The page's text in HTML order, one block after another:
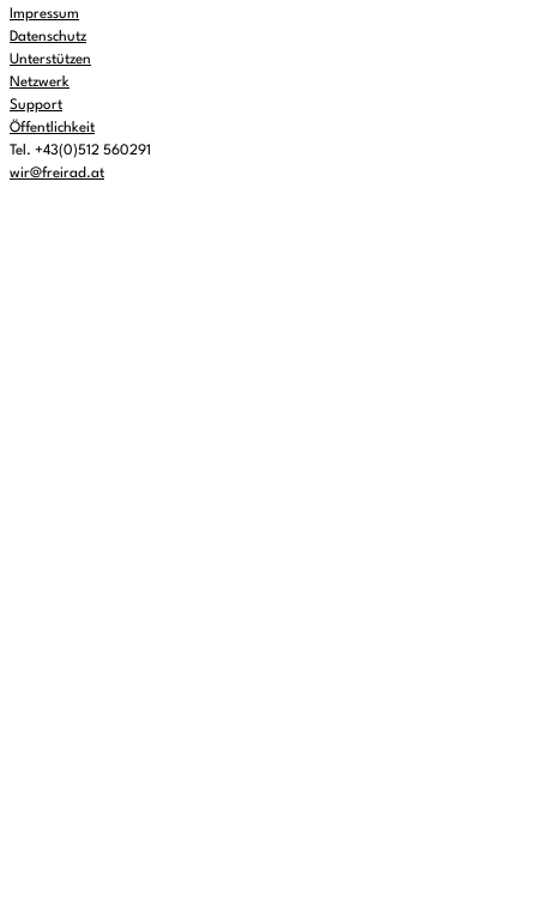
Impressum
Datenschutz
Unterstützen
Netzwerk
Support
Öffentlichkeit
Tel. +43(0)512 560291
wir@freirad.at